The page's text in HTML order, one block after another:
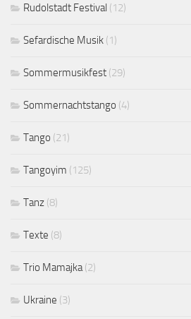
Rudolstadt Festival (12)
Sefardische Musik (1)
Sommermusikfest (29)
Sommernachtstango (4)
Tango (21)
Tangoyim (125)
Tanz (8)
Texte (8)
Trio Mamajka(2)
Ukraine (3)